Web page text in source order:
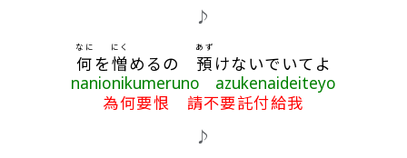
♪
何
なに
を憎
にく
めるの 預
あず
けないでいてよ
nanionikumeruno azukenaideiteyo
為何要恨 請不要託付給我
♪